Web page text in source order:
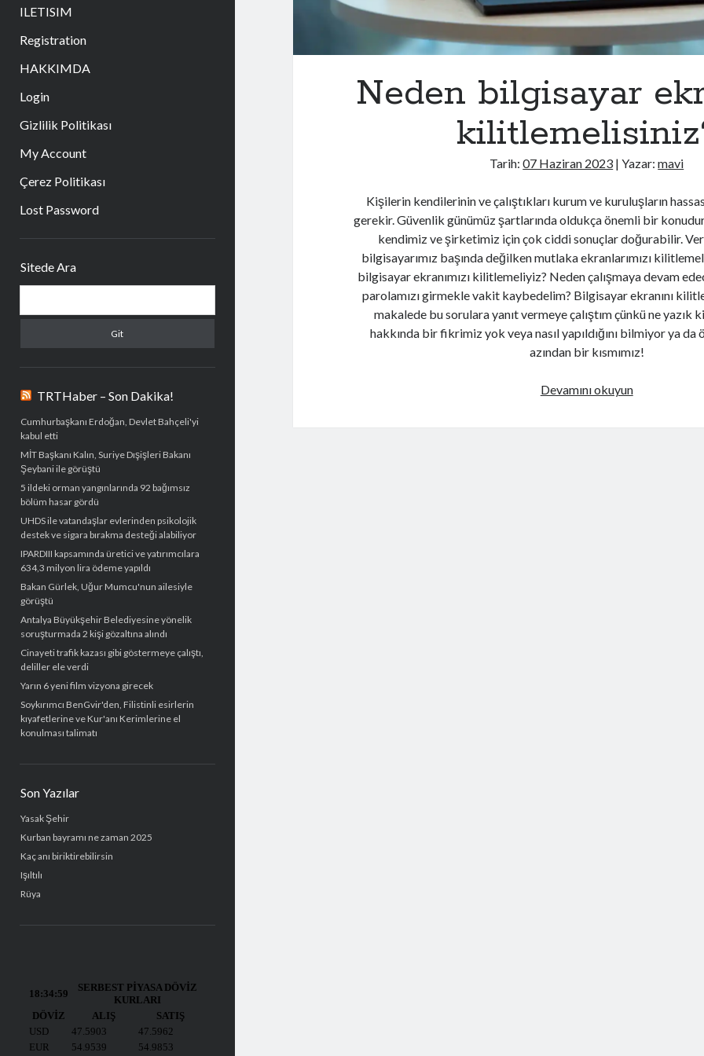
ILETISIM
Registration
HAKKIMDA
Login
Gizlilik Politikası
My Account
Çerez Politikası
Lost Password
Menü
Sitede Ara
TRTHaber – Son Dakika!
Cumhurbaşkanı Erdoğan, Devlet Bahçeli'yi
kabul etti
MİT Başkanı Kalın, Suriye Dışişleri Bakanı
Şeybani ile görüştü
5 ildeki orman yangınlarında 92 bağımsız
bölüm hasar gördü
UHDS ile vatandaşlar evlerinden psikolojik
destek ve sigara bırakma desteği alabiliyor
IPARDIII kapsamında üretici ve yatırımcılara
634,3 milyon lira ödeme yapıldı
Bakan Gürlek, Uğur Mumcu'nun ailesiyle
görüştü
Antalya Büyükşehir Belediyesine yönelik
soruşturmada 2 kişi gözaltına alındı
Cinayeti trafik kazası gibi göstermeye çalıştı,
deliller ele verdi
Yarın 6 yeni film vizyona girecek
Soykırımcı BenGvir'den, Filistinli esirlerin
kıyafetlerine ve Kur'anı Kerimlerine el
konulması talimatı
Son Yazılar
Yasak Şehir
Kurban bayramı ne zaman 2025
Kaç anı biriktirebilirsin
Işıltılı
Rüya
Neden bilgisayar
Tarih:07 Haziran 2023 | Yazar:mavi
Kişilerin kendilerinin ve çalıştıkları kurum ve kuruluşların
gerekir. Güvenlik günümüz şartlarında oldukça önemli bir
kendimiz ve şirketimiz için çok ciddi sonuçlar doğurabilir.
bilgisayarımız başında değilken mutlaka ekranlarımızı
bilgisayar ekranımızı kilitlemeliyiz? Neden çalışmaya devam
parolamızı girmekle vakit kaybedelim? Bilgisayar ekranını
makalede bu sorulara yanıt vermeye çalıştım çünkü ne yazık
hakkında bir fikrimiz yok veya nasıl yapıldığını bilmiyor ya da
azından bir kısmımız!
Devamını okuyunNeden